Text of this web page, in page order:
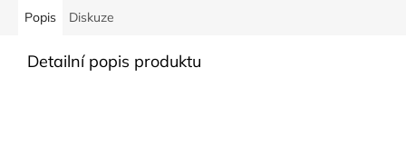
Popis Diskuze
Detailní popis produktu